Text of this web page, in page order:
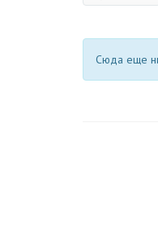
Сюда еще